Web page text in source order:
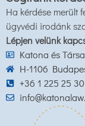
Ha kérdése merült
ügyvédi irodánk
Lépjen velünk
Katona és
H-1106
+36 1 225 25